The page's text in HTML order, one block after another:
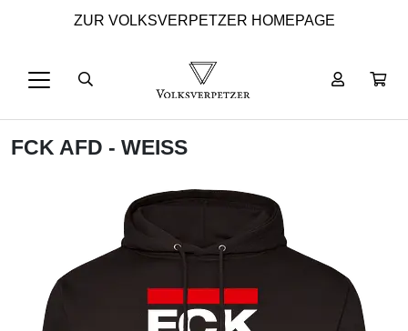
ZUR VOLKSVERPETZER HOMEPAGE
FCK AFD - WEISS